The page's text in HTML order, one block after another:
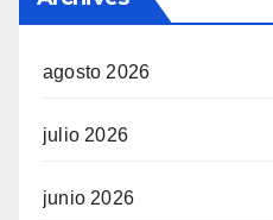
agosto 2026
julio 2026
junio 2026